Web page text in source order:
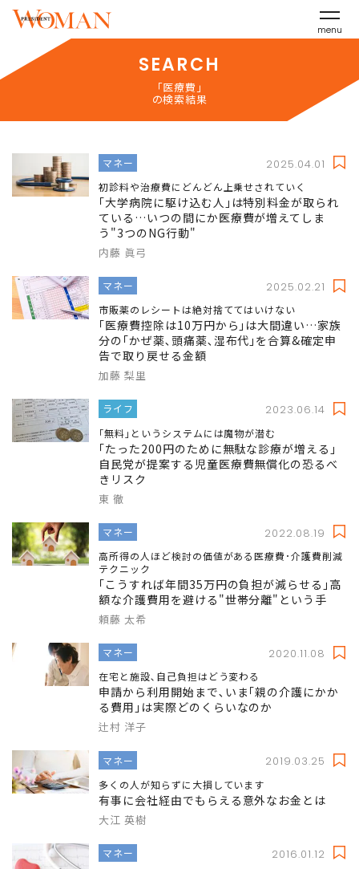
menu
SEARCH
「医療費」
の検索結果
マネー 2025.04.01
初診料や治療費にどんどん上乗せされていく
｢大学病院に駆け込む人｣は特別料金が取られ
ている…いつの間にか医療費が増えてしま
う"3つのNG行動"
内藤 眞弓
マネー 2025.02.21
市販薬のレシートは絶対捨ててはいけない
｢医療費控除は10万円から｣は大間違い…家族
分の｢かぜ薬､頭痛薬､湿布代｣を合算&確定申
告で取り戻せる金額
加藤 梨里
ライフ 2023.06.14
｢無料｣というシステムには魔物が潜む
｢たった200円のために無駄な診療が増える｣
自民党が提案する児童医療費無償化の恐るべ
きリスク
東 徹
マネー 2022.08.19
高所得の人ほど検討の価値がある医療費･介護費削減
テクニック
｢こうすれば年間35万円の負担が減らせる｣高
額な介護費用を避ける"世帯分離"という手
頼藤 太希
マネー 2020.11.08
在宅と施設､自己負担はどう変わる
申請から利用開始まで､いま｢親の介護にかか
る費用｣は実際どのくらいなのか
辻村 洋子
マネー 2019.03.25
多くの人が知らずに大損しています
有事に会社経由でもらえる意外なお金とは
大江 英樹
マネー 2016.01.12